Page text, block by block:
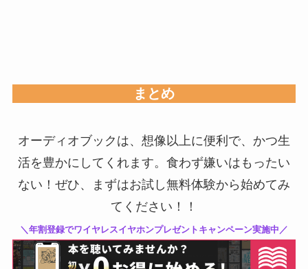
まとめ
オーディオブックは、想像以上に便利で、かつ生
活を豊かにしてくれます。食わず嫌いはもったい
ない！ぜひ、まずはお試し無料体験から始めてみ
てください！！
＼年割登録でワイヤレスイヤホンプレゼントキャンペーン実施中／